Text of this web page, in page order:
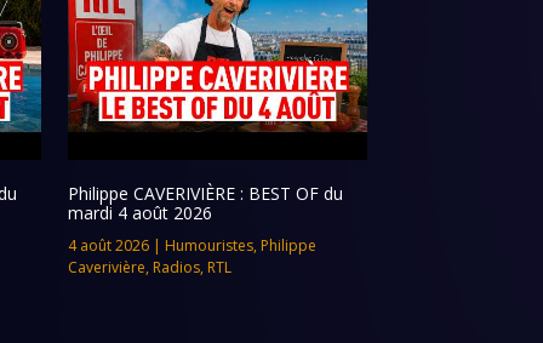
Philippe CAVERIVIÈRE : BEST OF du
mardi 4 août 2026
4 août 2026| Humouristes, Philippe
Caverivière, Radios, RTL